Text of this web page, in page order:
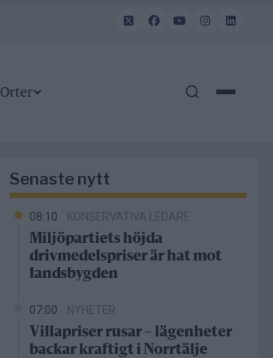
Orter
Senaste nytt
08:10 KONSERVATIVA LEDARE
Miljöpartiets höjda
drivmedelspriser är hat mot
landsbygden
07:00 NYHETER
Villapriser rusar – lägenheter
backar kraftigt i Norrtälje